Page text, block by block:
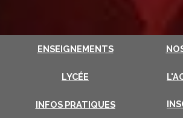
ENSEIGNEMENTS
LYCÉE
INFOS PRATIQUES